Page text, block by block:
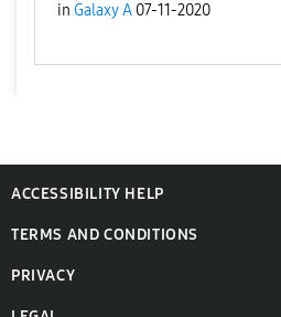
in Galaxy A 07-11-2020
ACCESSIBILITY HELP
TERMS AND CONDITIONS
PRIVACY